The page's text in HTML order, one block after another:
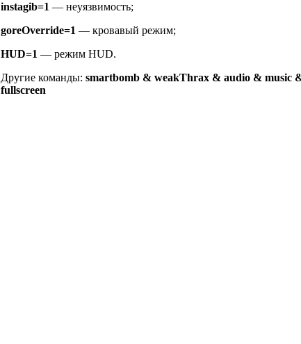
instagib=1 — неуязвимость;
goreOverride=1 — кровавый режим;
HUD=1 — режим HUD.
Другие команды: smartbomb & weakThrax & audio & music
fullscreen